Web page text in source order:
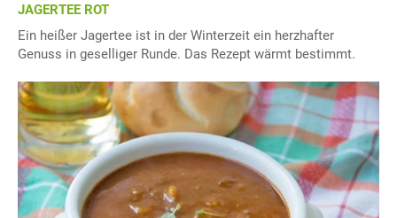
JAGERTEE ROT
Ein heißer Jagertee ist in der Winterzeit ein herzhafter
Genuss in geselliger Runde. Das Rezept wärmt bestimmt.